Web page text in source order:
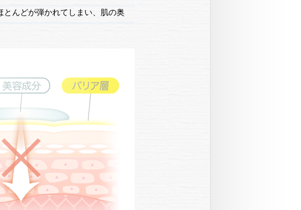
んどが弾かれてしまい、肌の奥